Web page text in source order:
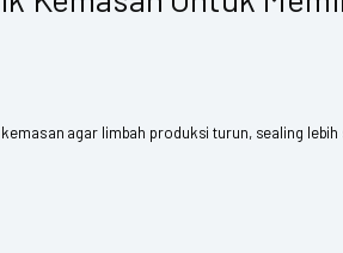
agar limbah produksi turun, sealing